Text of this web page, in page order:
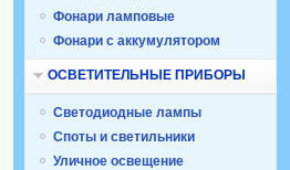
Фонари ламповые
Фонари с аккумулятором
ОСВЕТИТЕЛЬНЫЕ ПРИБОРЫ
Светодиодные лампы
Споты и светильники
Уличное освещение